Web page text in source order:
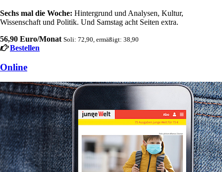
Sechs mal die Woche: Hintergrund und Analysen, Kultur,
Wissenschaft und Politik. Und Samstag acht Seiten extra.
56,90 Euro/Monat Soli: 72,90, ermäßigt: 38,90
Bestellen
Online